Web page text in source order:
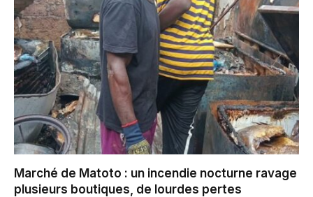
Marché de Matoto : un incendie nocturne ravage
plusieurs boutiques, de lourdes pertes